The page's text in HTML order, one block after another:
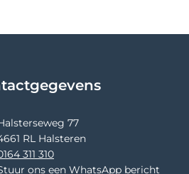
77
RL Halsteren
311 310
ons een WhatsApp bericht